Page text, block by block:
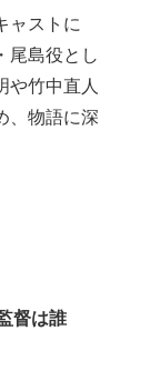
ャストに
尾島役とし
や竹中直人
、物語に深
督は誰